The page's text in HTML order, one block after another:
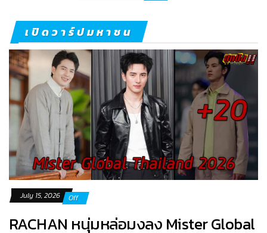
เปิดวาร์ปมหาชน
July 15, 2026 Off
RACHAN หนุ่มหล่อมงลง Mister Global